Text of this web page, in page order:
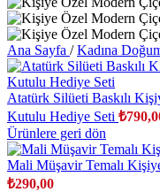
Ana Sayfa / Kadına
Atatürk Silüeti Baskılı
Kutulu Hediye Seti ₺
Ürünlere geri dön
Mali Müşavir Temalı
₺290,00